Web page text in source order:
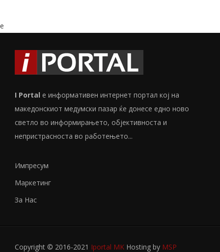
e
I Portal е информативен интернет портал кој на
македонскиот медумски пазар ќе донесе едно ново
светло во информирањето, објективноста и
непристрасноста во работењето...
Импресум
Маркетинг
За Нас
Copyright © 2016-2021 Iportal MK Hosting by MSP